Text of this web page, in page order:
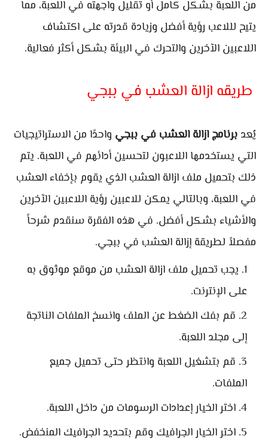
من اللعبة بشكل كامل أو تقليل واجهته في اللعبة، مما
يتيح لللاعب رؤية أفضل وزيادة قدرته على اكتشاف
اللاعبين الآخرين والتحرك في البيئة بشكل أكثر فعالية.
طريقه ازالة العشب في ببجي
يُعد برنامج ازالة العشب في ببجي واحدًا من الاستراتيجيات
التي يستخدمها اللاعبون لتحسين أدائهم في اللعبة. يتم
ذلك بتحميل ملف ازالة العشب الذي يقوم بإخفاء العشب
في اللعبة، وبالتالي يمكن للاعبين رؤية اللاعبين الآخرين
والأشياء بشكل أفضل. في هذه الفقرة سنقدم شرحاً
مفصلاً لطريقة إزالة العشب في ببجي.
يجب تحميل ملف ازالة العشب من موقع موثوق به
على الإنترنت.
قم بفك الضغط عن الملف وانسخ الملفات الناتجة
إلى مجلد اللعبة.
قم بتشغيل اللعبة وانتظر حتى تحميل جميع
الملفات.
اختر الخيار إعدادات الرسومات من داخل اللعبة.
اختر الخيار الجرافيك وقم بتحديد الجرافيك المنخفض.